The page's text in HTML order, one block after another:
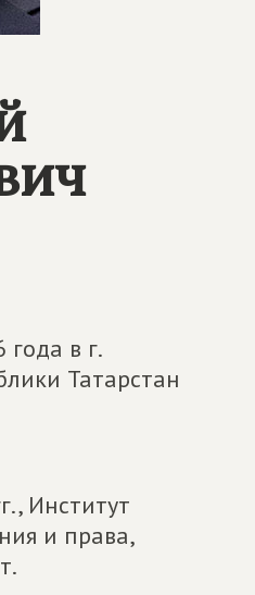
в г.
Татарстан
Институт
и права,